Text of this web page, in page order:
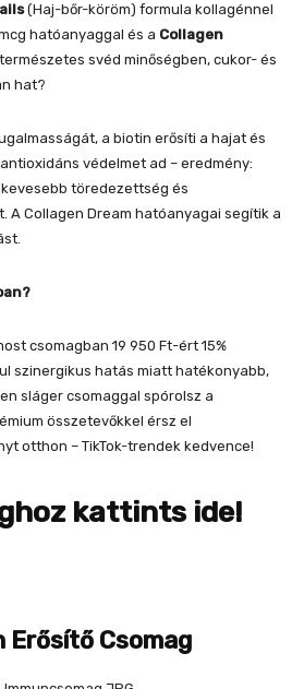
(Haj-bőr-köröm) formula kollagénnel
hatóanyaggal és a Collagen
svéd minőségben, cukor- és
hat?
a biotin erősíti a hajat és
védelmet ad – eredmény:
töredezettség és
A Collagen Dream hatóanyagai segítik a
csomagban 19 950 Ft-ért 15%
szinergikus hatás miatt hatékonyabb,
sláger csomaggal spórolsz a
összetevőkkel érsz el
otthon – TikTok-trendek kedvence!
kattints ide!
Erősítő Csomag